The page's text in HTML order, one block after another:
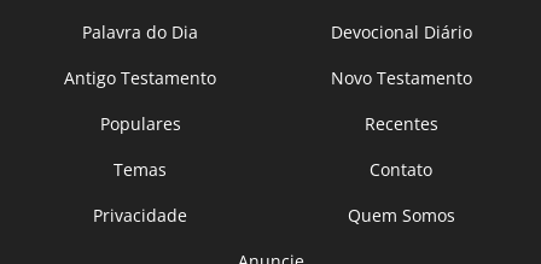
Palavra do Dia
Devocional Diário
Antigo Testamento
Novo Testamento
Populares
Recentes
Temas
Contato
Privacidade
Quem Somos